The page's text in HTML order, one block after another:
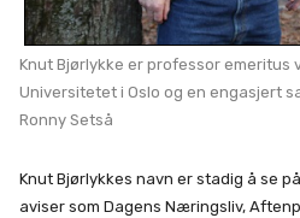
Knut Bjørlykke er professor
Universitetet i Oslo og en engasjert
Ronny Setså
Knut Bjørlykkes navn er stadig å se
aviser som Dagens Næringsliv,